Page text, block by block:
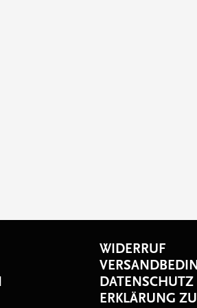
WIDERRUF
DATENSCHUTZ
ERKLÄRUNG